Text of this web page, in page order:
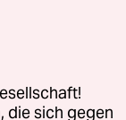
an, schüttelt
sagt er.
die sich gegen